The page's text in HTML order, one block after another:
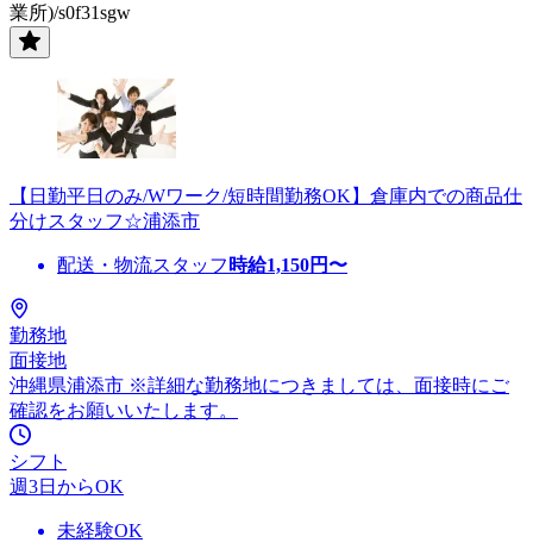
業所)/s0f31sgw
【日勤平日のみ/Wワーク/短時間勤務OK】倉庫内での商品仕
分けスタッフ☆浦添市
配送・物流スタッフ 時給1,150円〜
勤務地
面接地
沖縄県浦添市 ※詳細な勤務地につきましては、面接時にご
確認をお願いいたします。
シフト
週3日からOK
未経験OK